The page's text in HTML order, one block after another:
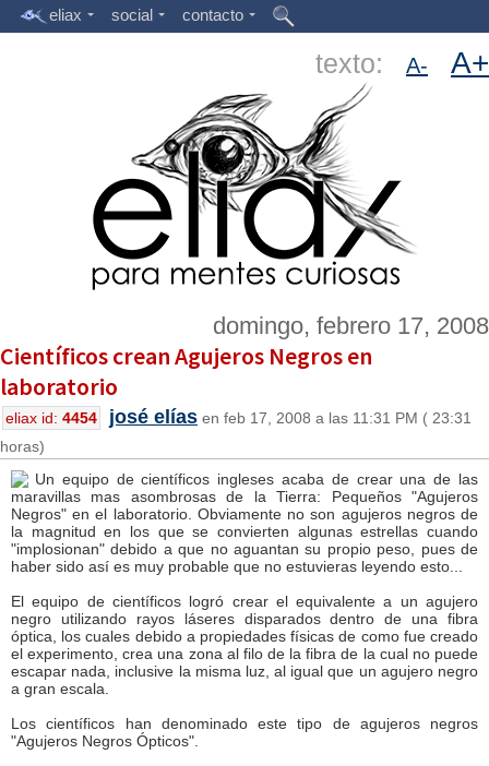
eliax social contacto
texto: A- A+
domingo, febrero 17, 2008
Científicos crean Agujeros Negros en
laboratorio
eliax id: 4454 josé elías en feb 17, 2008 a las 11:31 PM ( 23:31
horas)
Un equipo de científicos ingleses acaba de crear una de las
maravillas mas asombrosas de la Tierra: Pequeños "Agujeros
Negros" en el laboratorio. Obviamente no son agujeros negros de
la magnitud en los que se convierten algunas estrellas cuando
"implosionan" debido a que no aguantan su propio peso, pues de
haber sido así es muy probable que no estuvieras leyendo esto...
El equipo de científicos logró crear el equivalente a un agujero
negro utilizando rayos láseres disparados dentro de una fibra
óptica, los cuales debido a propiedades físicas de como fue creado
el experimento, crea una zona al filo de la fibra de la cual no puede
escapar nada, inclusive la misma luz, al igual que un agujero negro
a gran escala.
Los científicos han denominado este tipo de agujeros negros
"Agujeros Negros Ópticos".